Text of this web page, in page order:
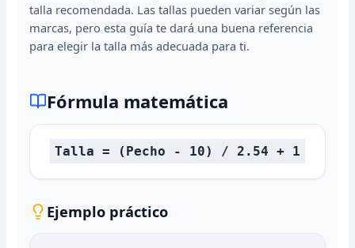
talla recomendada. Las tallas pueden variar según las
marcas, pero esta guía te dará una buena referencia
para elegir la talla más adecuada para ti.
Fórmula matemática
Talla = (Pecho - 10) / 2.54 + 1
Ejemplo práctico